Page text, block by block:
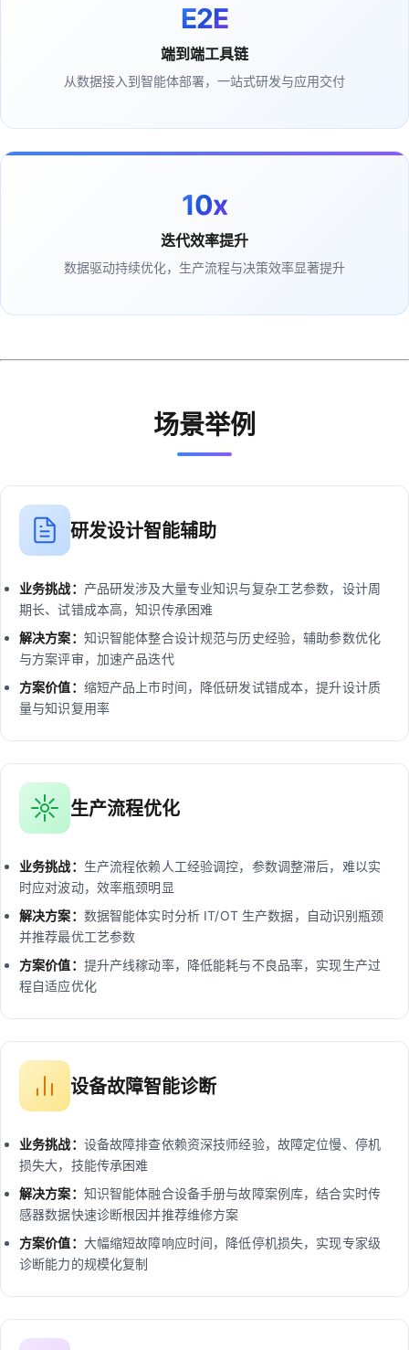
E2E
端到端工具链
从数据接入到智能体部署，一站式研发与应用交付
10x
迭代效率提升
数据驱动持续优化，生产流程与决策效率显著提升
场景举例
研发设计智能辅助
业务挑战： 产品研发涉及大量专业知识与复杂工艺参数，设计周
期长、试错成本高，知识传承困难
解决方案： 知识智能体整合设计规范与历史经验，辅助参数优化
与方案评审，加速产品迭代
方案价值： 缩短产品上市时间，降低研发试错成本，提升设计质
量与知识复用率
生产流程优化
业务挑战： 生产流程依赖人工经验调控，参数调整滞后，难以实
时应对波动，效率瓶颈明显
解决方案： 数据智能体实时分析 IT/OT 生产数据，自动识别瓶颈
并推荐最优工艺参数
方案价值： 提升产线稼动率，降低能耗与不良品率，实现生产过
程自适应优化
设备故障智能诊断
业务挑战： 设备故障排查依赖资深技师经验，故障定位慢、停机
损失大，技能传承困难
解决方案： 知识智能体融合设备手册与故障案例库，结合实时传
感器数据快速诊断根因并推荐维修方案
方案价值： 大幅缩短故障响应时间，降低停机损失，实现专家级
诊断能力的规模化复制